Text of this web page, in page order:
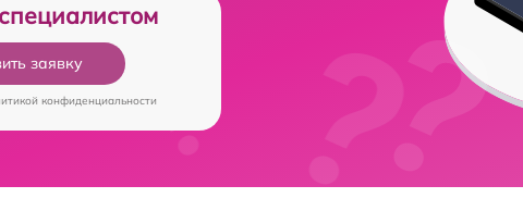
заявку
конфиденциальности